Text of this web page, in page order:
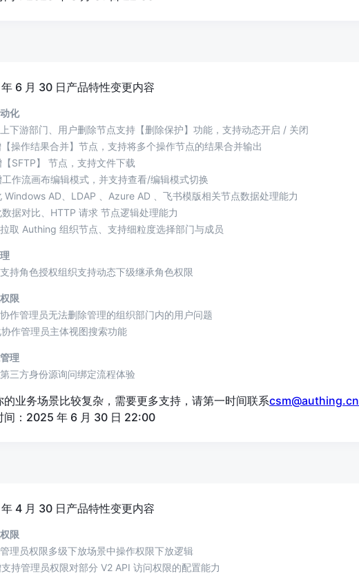
6 月 30 日产品特性变更内容
化
下游部门、用户删除节点支持【删除保护】功能，支持动态开启 / 关闭
操作结果合并】节点，支持将多个操作节点的结果合并输出
SFTP】 节点，支持文件下载
作流画布编辑模式，并支持查看/编辑模式切换
Windows AD、LDAP 、Azure AD 、飞书模版相关节点数据处理能力
据对比、HTTP 请求 节点逻辑处理能力
取 Authing 组织节点、支持细粒度选择部门与成员
持角色授权组织支持动态下级继承角色权限
限
作管理员无法删除管理的组织部门内的用户问题
作管理员主体视图搜索功能
理
三方身份源询问绑定流程体验
的业务场景比较复杂，需要更多支持，请第一时间联系csm@authing.cn
间：2025 年 6 月 30 日 22:00
4 月 30 日产品特性变更内容
限
理员权限多级下放场景中操作权限下放逻辑
持管理员权限对部分 V2 API 访问权限的配置能力